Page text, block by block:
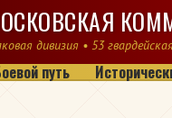
дивизия • 53
путь